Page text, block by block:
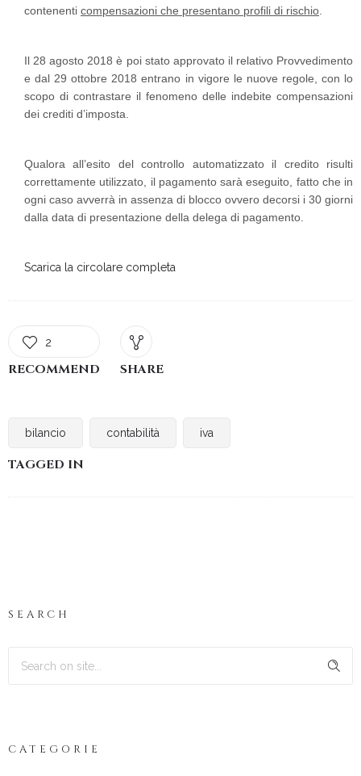
contenenti compensazioni che presentano profili di rischio
Il 28 agosto 2018 è poi stato approvato il relativo Provvedimento
e dal 29 ottobre 2018 entrano in vigore le nuove regole, con lo
scopo di contrastare il fenomeno delle indebite compensazioni
dei crediti d’imposta.
Qualora all’esito del controllo automatizzato il credito risulti
correttamente utilizzato, il pagamento sarà eseguito, fatto che in
ogni caso avverrà in assenza di blocco ovvero decorsi i 30 giorni
dalla data di presentazione della delega di pagamento.
Scarica la circolare completa
2
RECOMMEND SHARE
bilancio contabilità iva
TAGGED IN
SEARCH
CATEGORIE